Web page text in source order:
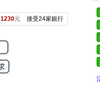
1230元 接受24家銀行